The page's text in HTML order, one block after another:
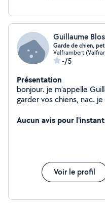
Guillaume
Garde de chien,
Valframbert
-/5
Présentation
bonjour. je m'appelle
garder vos chiens, nac.
le domaine ne m'est pas
Aucun avis pour l'instant
Voir le profil